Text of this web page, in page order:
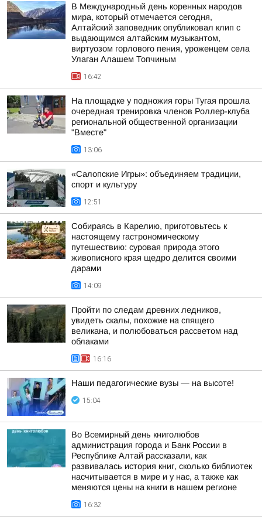
В Международный день коренных народов
мира, который отмечается сегодня,
Алтайский заповедник опубликовал клип с
выдающимся алтайским музыкантом,
виртуозом горлового пения, уроженцем села
Улаган Алашем Топчиным
16:42
На площадке у подножия горы Тугая прошла
очередная тренировка членов Роллер-клуба
региональной общественной организации
"Вместе"
13:06
«Салопские Игры»: объединяем традиции,
спорт и культуру
12:51
Собираясь в Карелию, приготовьтесь к
настоящему гастрономическому
путешествию: суровая природа этого
живописного края щедро делится своими
дарами
14:09
Пройти по следам древних ледников,
увидеть скалы, похожие на спящего
великана, и полюбоваться рассветом над
облаками
16:16
Наши педагогические вузы — на высоте!
15:04
Во Всемирный день книголюбов
администрация города и Банк России в
Республике Алтай рассказали, как
развивалась история книг, сколько библиотек
насчитывается в мире и у нас, а также как
меняются цены на книги в нашем регионе
16:32